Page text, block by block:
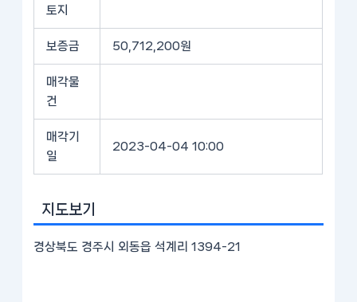
토지
보증금 50,712,200원
매각물
건
매각기
일
2023-04-04 10:00
지도보기
경상북도 경주시 외동읍 석계리 1394-21